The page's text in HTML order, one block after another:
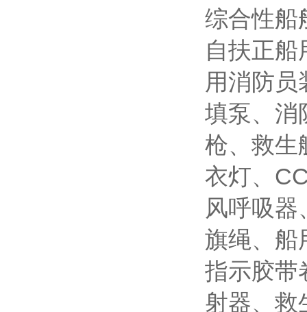
综合性船
自扶正
用消防
填泵、消
枪、救生
衣灯、
风呼吸
旗绳、船
指示胶带
射器、救